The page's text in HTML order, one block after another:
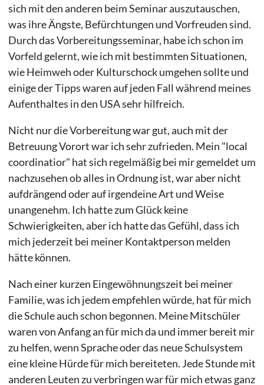
sich mit den anderen beim Seminar auszutauschen,
was ihre Ängste, Befürchtungen und Vorfreuden sind.
Durch das Vorbereitungsseminar, habe ich schon im
Vorfeld gelernt, wie ich mit bestimmten Situationen,
wie Heimweh oder Kulturschock umgehen sollte und
einige der Tipps waren auf jeden Fall während meines
Aufenthaltes in den USA sehr hilfreich.
Nicht nur die Vorbereitung war gut, auch mit der
Betreuung Vorort war ich sehr zufrieden. Mein "local
coordinatior" hat sich regelmäßig bei mir gemeldet um
nachzusehen ob alles in Ordnung ist, war aber nicht
aufdrängend oder auf irgendeine Art und Weise
unangenehm. Ich hatte zum Glück keine
Schwierigkeiten, aber ich hatte das Gefühl, dass ich
mich jederzeit bei meiner Kontaktperson melden
hätte können.
Nach einer kurzen Eingewöhnungszeit bei meiner
Familie, was ich jedem empfehlen würde, hat für mich
die Schule auch schon begonnen. Meine Mitschüler
waren von Anfang an für mich da und immer bereit mir
zu helfen, wenn Sprache oder das neue Schulsystem
eine kleine Hürde für mich bereiteten. Jede Stunde mit
anderen Leuten zu verbringen war für mich etwas ganz